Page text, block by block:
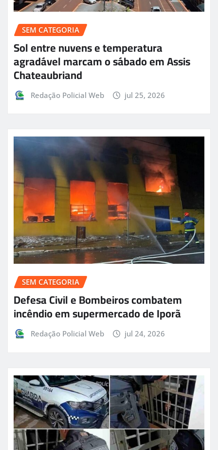
SEM CATEGORIA
Sol entre nuvens e temperatura
agradável marcam o sábado em Assis
Chateaubriand
Redação Policial Web jul 25, 2026
SEM CATEGORIA
Defesa Civil e Bombeiros combatem
incêndio em supermercado de Iporã
Redação Policial Web jul 24, 2026